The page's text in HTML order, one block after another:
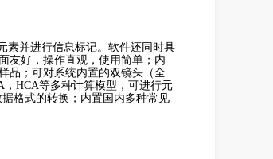
素并进行信息标记。软件还同时具
友好，操作直观，使用简单；内
品；可对系统内置的双镜头（全
，HCA等多种计算模型，可进行元
格式的转换；内置国内多种常见